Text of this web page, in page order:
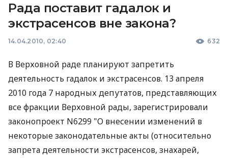
Рада поставит гадалок и
экстрасенсов вне закона?
14.04.2010, 02:40 632
В Верховной раде планируют запретить
деятельность гадалок и экстрасенсов. 13 апреля
2010 года 7 народных депутатов, представляющих
все фракции Верховной рады, зарегистрировали
законопроект N6299 "О внесении изменений в
некоторые законодательные акты (относительно
запрета деятельности экстрасенсов, знахарей,